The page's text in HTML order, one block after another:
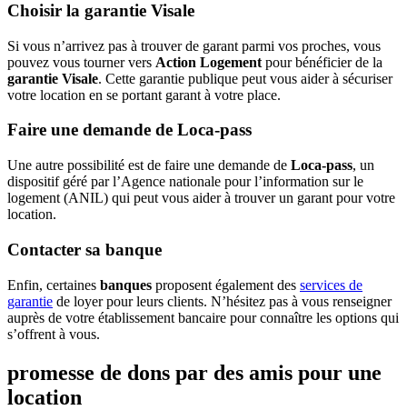
Choisir la garantie Visale
Si vous n’arrivez pas à trouver de garant parmi vos proches, vous
pouvez vous tourner vers Action Logement pour bénéficier de la
garantie Visale. Cette garantie publique peut vous aider à sécuriser
votre location en se portant garant à votre place.
Faire une demande de Loca-pass
Une autre possibilité est de faire une demande de Loca-pass, un
dispositif géré par l’Agence nationale pour l’information sur le
logement (ANIL) qui peut vous aider à trouver un garant pour votre
location.
Contacter sa banque
Enfin, certaines banques proposent également des services de
garantie de loyer pour leurs clients. N’hésitez pas à vous renseigner
auprès de votre établissement bancaire pour connaître les options qui
s’offrent à vous.
promesse de dons par des amis pour une
location